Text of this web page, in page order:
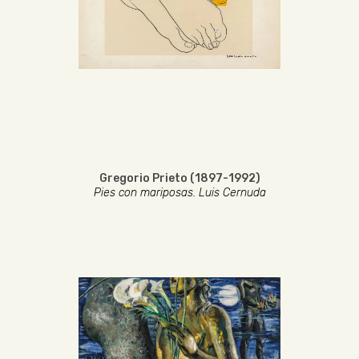
Gregorio Prieto (1897-1992)
Pies con mariposas. Luis Cernuda